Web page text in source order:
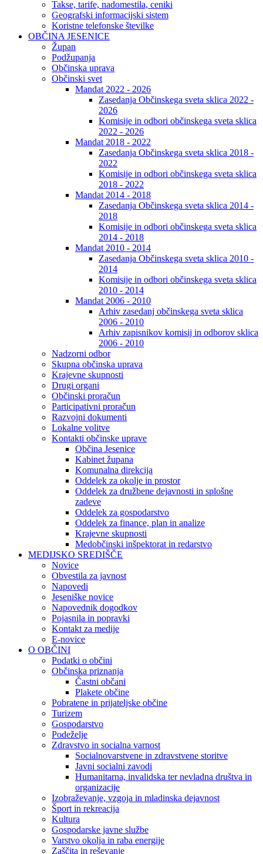
Takse, tarife, nadomestila, ceniki
Geografski informacijski sistem
Koristne telefonske številke
OBČINA JESENICE
Župan
Podžupanja
Občinska uprava
Občinski svet
Mandat 2022 - 2026
Zasedanja Občinskega sveta sklica 2022 -
2026
Komisije in odbori občinskega sveta sklica
2022 - 2026
Mandat 2018 - 2022
Zasedanja Občinskega sveta sklica 2018 -
2022
Komisije in odbori občinskega sveta sklica
2018 - 2022
Mandat 2014 - 2018
Zasedanja Občinskega sveta sklica 2014 -
2018
Komisije in odbori občinskega sveta sklica
2014 - 2018
Mandat 2010 - 2014
Zasedanja Občinskega sveta sklica 2010 -
2014
Komisije in odbori občinskega sveta sklica
2010 - 2014
Mandat 2006 - 2010
Arhiv zasedanj občinskega sveta sklica
2006 - 2010
Arhiv zapisnikov komisij in odborov sklica
2006 - 2010
Nadzorni odbor
Skupna občinska uprava
Krajevne skupnosti
Drugi organi
Občinski proračun
Participativni proračun
Razvojni dokumenti
Lokalne volitve
Kontakti občinske uprave
Občina Jesenice
Kabinet župana
Komunalna direkcija
Oddelek za okolje in prostor
Oddelek za družbene dejavnosti in splošne
zadeve
Oddelek za gospodarstvo
Oddelek za finance, plan in analize
Krajevne skupnosti
Medobčinski inšpektorat in redarstvo
MEDIJSKO SREDIŠČE
Novice
Obvestila za javnost
Napovedi
Jeseniške novice
Napovednik dogodkov
Pojasnila in popravki
Kontakt za medije
E-novice
O OBČINI
Podatki o občini
Občinska priznanja
Častni občani
Plakete občine
Pobratene in prijateljske občine
Turizem
Gospodarstvo
Podeželje
Zdravstvo in socialna varnost
Socialnovarstvene in zdravstvene storitve
Javni socialni zavodi
Humanitarna, invalidska ter nevladna društva in
organizacije
Izobraževanje, vzgoja in mladinska dejavnost
Šport in rekreacija
Kultura
Gospodarske javne službe
Varstvo okolja in raba energije
Zaščita in reševanje